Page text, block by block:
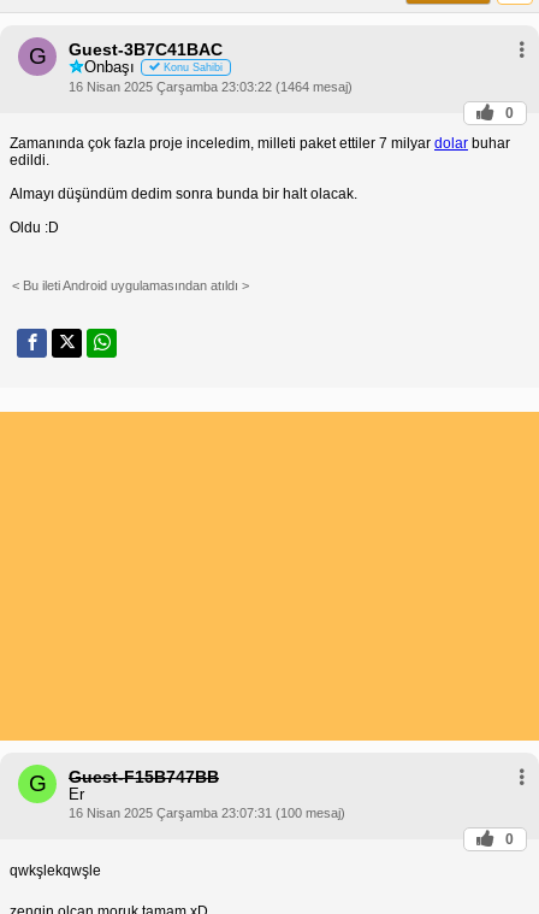
G Guest-3B7C41BAC
Onbaşı Konu Sahibi
16 Nisan 2025 Çarşamba 23:03:22 (1464 mesaj)
0
Zamanında çok fazla proje inceledim, milleti paket ettiler 7 milyar dolar buhar
edildi.
Almayı düşündüm dedim sonra bunda bir halt olacak.
Oldu :D
< Bu ileti Android uygulamasından atıldı >
G Guest-F15B747BB
Er
16 Nisan 2025 Çarşamba 23:07:31 (100 mesaj)
0
qwkşlekqwşle